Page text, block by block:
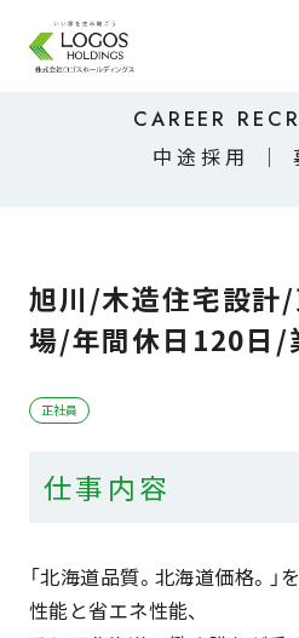
CAREER
中途採用 ｜
旭川/木造住宅設計
場/年間休日120日
正社員
仕事内容
「北海道品質。北海道価格。
性能と省エネ性能、